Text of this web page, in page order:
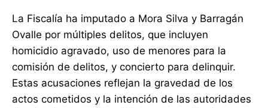
La Fiscalía ha imputado a Mora Silva y Barragán
Ovalle por múltiples delitos, que incluyen
homicidio agravado, uso de menores para la
comisión de delitos, y concierto para delinquir.
Estas acusaciones reflejan la gravedad de los
actos cometidos y la intención de las autoridades